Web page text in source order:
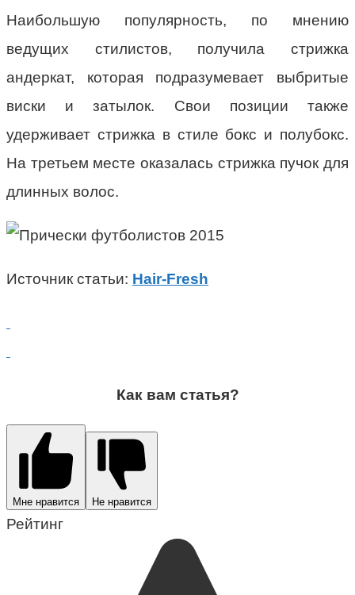
Наибольшую популярность, по мнению
ведущих стилистов, получила стрижка
андеркат, которая подразумевает выбритые
виски и затылок. Свои позиции также
удерживает стрижка в стиле бокс и полубокс.
На третьем месте оказалась стрижка пучок для
длинных волос.
Источник статьи: Hair-Fresh
Как вам статья?
Мне нравится Не нравится
Рейтинг